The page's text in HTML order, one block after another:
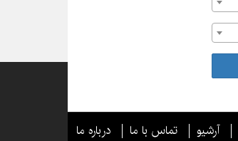
آرشیو تماس با ما درباره ما